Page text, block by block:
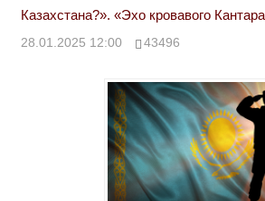
Казахстана?». «Эхо кровавого
28.01.2025 12:00 43496